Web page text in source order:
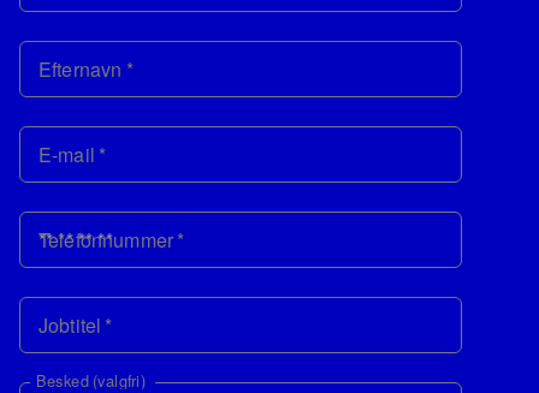
Efternavn *
E-mail *
Telefonnummer*
Jobtitel *
Besked (valgfri)